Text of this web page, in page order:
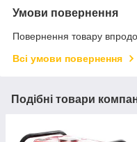
Умови повернення
Повернення товару
Всі умови повернення
Подібні товари